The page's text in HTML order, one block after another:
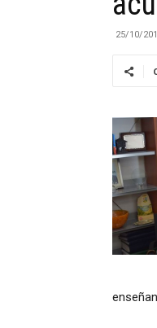
25/10/